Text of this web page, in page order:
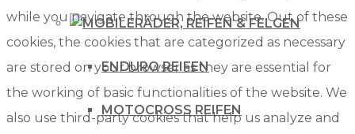
RÄDER, REIFEN & FELGEN
ENDURO REIFEN
MOTOCROSS REIFEN
while you navigate through the website. Out of these
cookies, the cookies that are categorized as necessary
are stored on your browser as they are essential for
the working of basic functionalities of the website. We
also use third-party cookies that help us analyze and